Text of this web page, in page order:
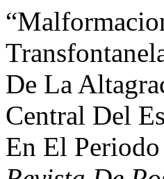
De La
Central Del
En El